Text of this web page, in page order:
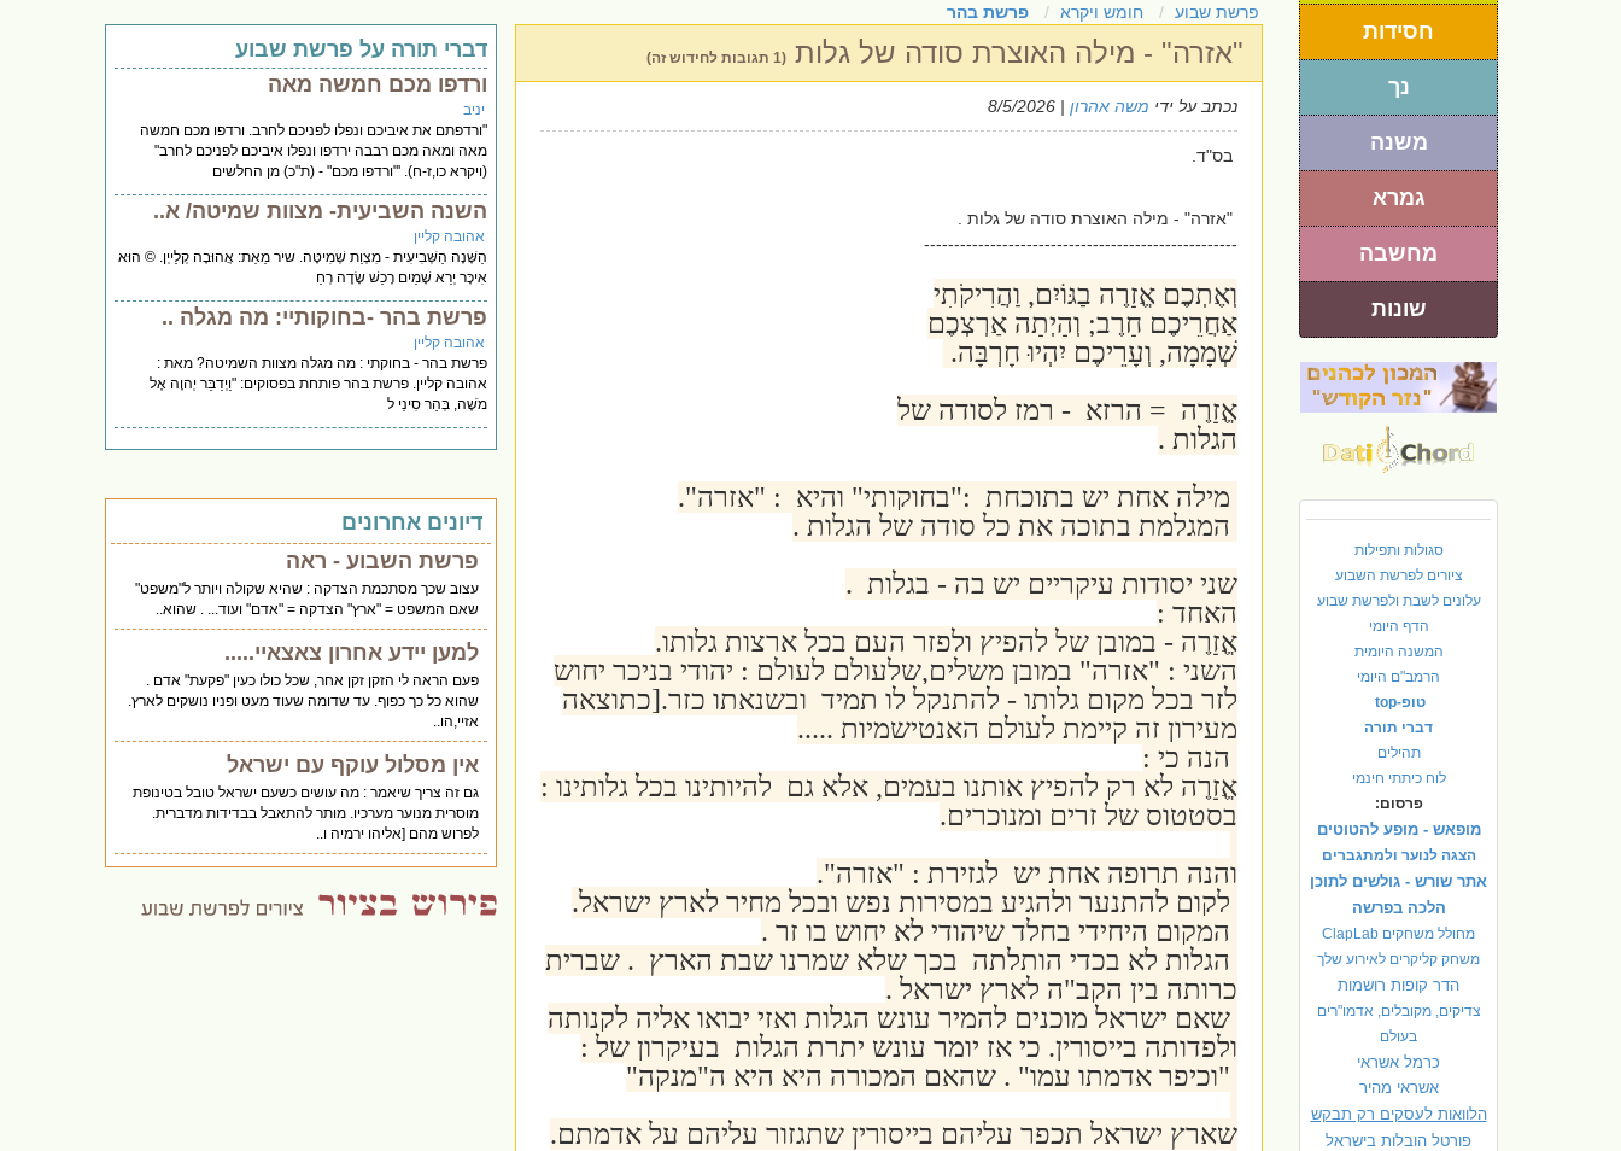
חסידות
נך
משנה
גמרא
מחשבה
שונות
סגולות ותפילות
ציורים לפרשת השבוע
עלונים לשבת ולפרשת שבוע
הדף היומי
המשנה היומית
הרמב"ם היומי
טופ-top
דברי תורה
תהילים
לוח כיתתי חינמי
פרסום:
מופאש - מופע להטוטים
הצגה לנוער ולמתגברים
אתר שורש - גולשים לתוכן
הלכה בפרשה
מחולל משחקים ClapLab
משחק קליקרים לאירוע שלך
הדר קופות רושמות
צדיקים, מקובלים, אדמו"רים
בעולם
כרמל אשראי
אשראי מהיר
הלוואות לעסקים רק תבקש
פורטל הובלות בישראל
פרשת שבוע חומש ויקרא פרשת בהר
"אזרה" - מילה האוצרת סודה של גלות (1 תגובות לחידוש זה)
נכתב על ידי משה אהרון | 8/5/2026
בס"ד.
"אזרה" - מילה האוצרת סודה של גלות .
----------------------------------------------------
וְאֶתְכֶם אֱזָרֶה בַגּוֹיִם, וַהֲרִיקֹתִי
אַחֲרֵיכֶם חָרֶב; וְהָיְתָה אַרְצְכֶם
שְׁמָמָה, וְעָרֵיכֶם יִהְיוּ חָרְבָּה.
אֱזָרֶה = הרזא - רמז לסודה של
הגלות .
מילה אחת יש בתוכחת :"בחוקותי" והיא : "אזרה".
המגלמת בתוכה את כל סודה של הגלות .
שני יסודות עיקריים יש בה - בגלות .
האחד :
אֱזָרֶה - במובן של להפיץ ולפזר העם בכל ארצות גלותו.
השני : "אזרה" במובן משלים,שלעולם לעולם : יהודי בניכר יחוש
לזר בכל מקום גלותו - להתנקל לו תמיד ובשנאתו כזר.[כתוצאה
מעירון זה קיימת לעולם האנטישמיות .....
הנה כי :
אֱזָרֶה לא רק להפיץ אותנו בעמים, אלא גם להיותינו בכל גלותינו :
בסטטוס של זרים ומנוכרים.
והנה תרופה אחת יש לגזירת : "אזרה".
לקום להתנער ולהגיע במסירות נפש ובכל מחיר לארץ ישראל.
המקום היחידי בחלד שיהודי לא יחוש בו זר .
הגלות לא בכדי הותלתה בכך שלא שמרנו שבת הארץ . שברית
כרותה בין הקב"ה לארץ ישראל .
שאם ישראל מוכנים להמיר עונש הגלות ואזי יבואו אליה לקנותה
ולפדותה בייסורין. כי אז יומר עונש יתרת הגלות בעיקרון של :
"וכיפר אדמתו עמו" . שהאם המכורה היא היא ה"מנקה"
שארץ ישראל תכפר עליהם בייסורין שתגזור עליהם על אדמתם.
דברי תורה על פרשת שבוע
ורדפו מכם חמשה מאה
יניב
"ורדפתם את איביכם ונפלו לפניכם לחרב. ורדפו מכם חמשה
מאה ומאה מכם רבבה ירדפו ונפלו איביכם לפניכם לחרב"
(ויקרא כו,ז-ח). '"ורדפו מכם" - (ת"כ) מן החלשים
השנה השביעית- מצוות שמיטה/ א..
אהובה קליין
הַשָּׁנָה הַשְּׁבִיעִית - מִצְוַת שְׁמִיטָּה. שיר מֵאֵת: אֲהוּבָה קְלַייְן. © הוּא
אִיכָּר יְרֵא שָׁמַיִם רָכַשׁ שָׂדֶה רְחַ
פרשת בהר -בחוקותיי: מה מגלה ..
אהובה קליין
פרשת בהר - בחוקתי : מה מגלה מצוות השמיטה? מאת :
אהובה קליין. פרשת בהר פותחת בפסוקים: "וַיְדַבֵּר יְהוָה אֶל
מֹשֶׁה, בְּהַר סִינַי ל
דיונים אחרונים
פרשת השבוע - ראה
עצוב שכך מסתכמת הצדקה : שהיא שקולה ויותר ל"משפט"
שאם המשפט = "ארץ" הצדקה = "אדם" ועוד... . שהוא..
למען יידע אחרון צאצאיי.....
פעם הראה לי הזקן זקן אחר, שכל כולו כעין "פקעת" אדם .
שהוא כל כך כפוף. עד שדומה שעוד מעט ופניו נושקים לארץ.
אזיי,הו..
אין מסלול עוקף עם ישראל
גם זה צריך שיאמר : מה עושים כשעם ישראל טובל בטינופת
מוסרית מנוער מערכיו. מותר להתאבל בבדידות מדברית.
לפרוש מהם [אליהו ירמיה ו..